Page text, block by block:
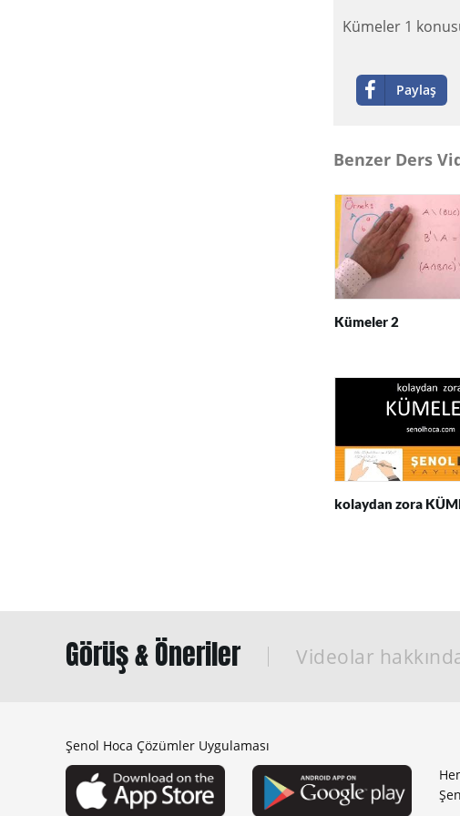
Kümeler 1
Paylaş
Benzer Ders
Kümeler 2
kolaydan zora
Görüş & Öneriler Videolar
Şenol Hoca Çözümler Uygulaması